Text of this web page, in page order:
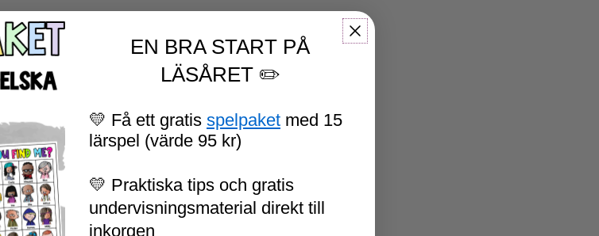
EN BRA START PÅ
LÄSÅRET ✏️
💛 Få ett gratis spelpaket med 15
lärspel (värde 95 kr)
💛 Praktiska tips och gratis
undervisningsmaterial direkt till
inkorgen